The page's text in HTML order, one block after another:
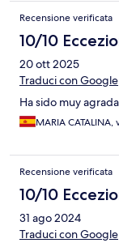
Recensione verificata
10/10
20 ott 2025
Traduci con Google
Ha sido muy
MARIA
Recensione verificata
10/10
31 ago 2024
Traduci con Google